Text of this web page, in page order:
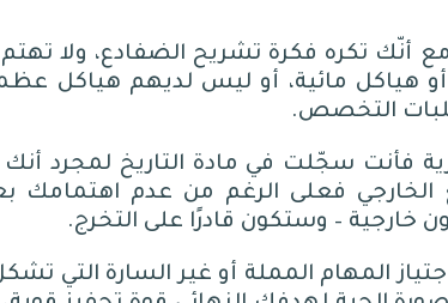
تكره فكرة تشريح الضفادع، ولا تهتم
هياكل مائية، أو ليس لديهم هياكل
التخصص.
فأنت سجّلت في مادة التاريخ لمجرد
الخارجي فعلى الرغم من عدم اهتمامك
خارجية – وستكون قادرًا على التخرج.
المهام المملة أو غير السارة التي